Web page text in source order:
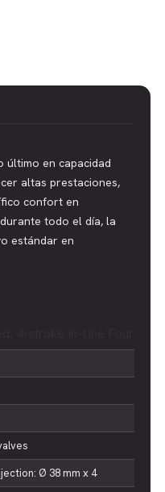
último en capacidad
altas prestaciones,
confort en
todo el día, la
estándar en
Ø 38 mm x 4